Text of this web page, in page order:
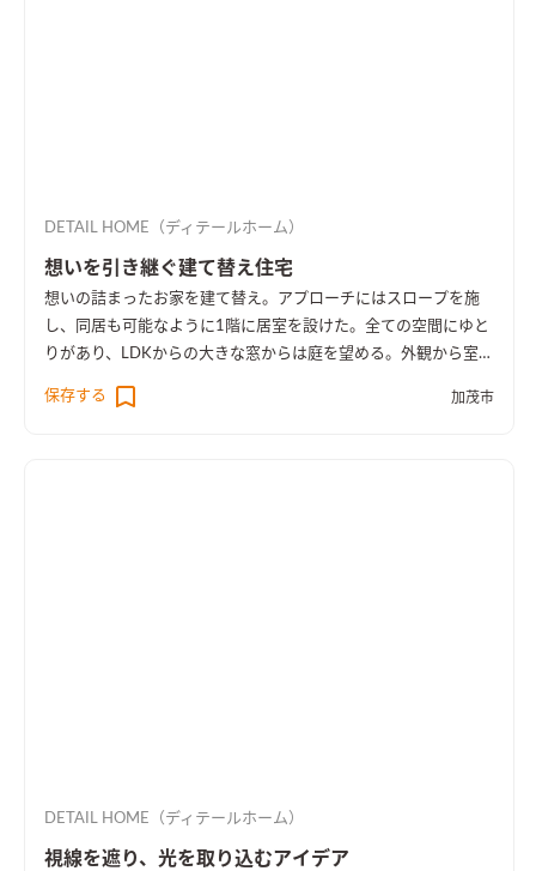
DETAIL HOME（ディテールホーム）
想いを引き継ぐ建て替え住宅
想いの詰まったお家を建て替え。アプローチにはスロープを施
し、同居も可能なように1階に居室を設けた。全ての空間にゆと
りがあり、LDKからの大きな窓からは庭を望める。外観から室内
保存する
加茂市
DETAIL HOME（ディテールホーム）
視線を遮り、光を取り込むアイデア